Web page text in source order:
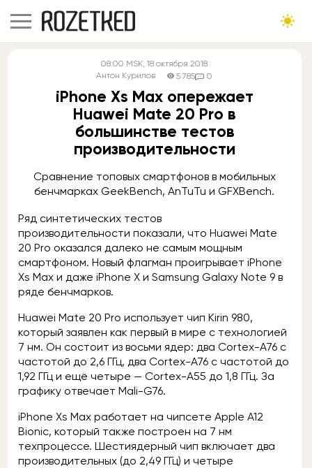
08:00 MSK, 18 октября 2018
Антон Курилов
5 785 0
iPhone Xs Max опережает
Huawei Mate 20 Pro в
большинстве тестов
производительности
Сравнение топовых смартфонов в мобильных
бенчмарках GeekBench, AnTuTu и GFXBench.
Ряд синтетических тестов
производительности показали, что Huawei Mate
20 Pro оказался далеко не самым мощным
смартфоном. Новый флагман проигрывает iPhone
Xs Max и даже iPhone X и Samsung Galaxy Note 9 в
ряде бенчмарков.
Huawei Mate 20 Pro использует чип Kirin 980,
который заявлен как первый в мире с технологией
7 нм. Он состоит из восьми ядер: два Cortex-A76 с
частотой до 2,6 ГГц, два Cortex-A76 с частотой до
1,92 ГГц и ещё четыре — Cortex-A55 до 1,8 ГГц. За
графику отвечает Mali-G76.
iPhone Xs Max работает на чипсете Apple A12
Bionic, который также построен на 7 нм
техпроцессе. Шестиядерный чип включает два
производительных (до 2,49 ГГц) и четыре